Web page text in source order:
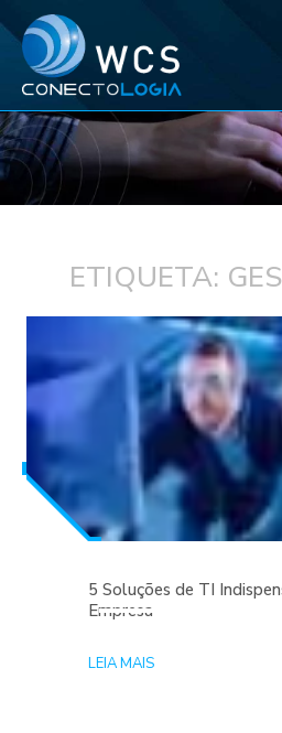
ETIQUETA:
5 Soluções de TI
Empresa
LEIA MAIS